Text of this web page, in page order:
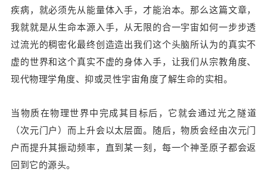
疾病，就必须先从能量体入手，才能治本。那么这篇文章，
我就就是从生命本源入手，从无限的合一宇宙如何一步步透
过流光的稠密化最终创造造出我们这个头脑所认为的真实不
虚的世界和这个真实不虚的身体入手，让我们从宗教角度、
现代物理学角度、抑或灵性宇宙角度了解生命的实相。
当物质在物理世界中完成其目标后，它就会通过光之隧道
（次元门户）而上升会以太层面。随后，物质会经由次元门
户而提升其振动频率，直到某一刻，每一个神圣原子都会返
回到它的源头。